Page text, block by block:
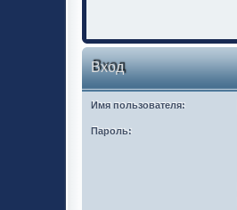
Вход
Имя пользователя:
Пароль: